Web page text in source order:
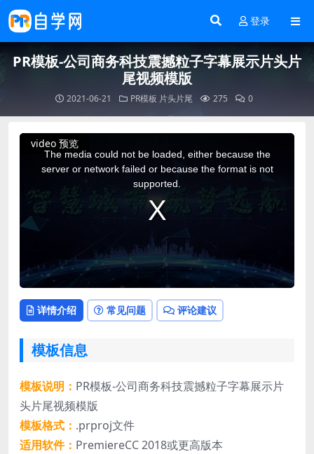
登录
PR模板-公司商务科技震撼粒子字幕展示片头片
尾视频模版
2021-06-21 PR模板 片头片尾 275 0
video 预览
This
The media could not be loaded, either because the
server or network failed or because the format is not
supported.
详情介绍 常见问题 评论建议
模板信息
模板说明： PR模板-公司商务科技震撼粒子字幕展示片
头片尾视频模版
模板格式： .prproj文件
适用软件： PremiereCC 2018或更高版本